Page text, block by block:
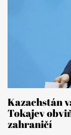
Kazachstán
Tokajev
zahraničí